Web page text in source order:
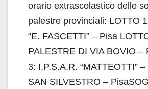
orario extrascolastico delle
palestre provinciali: LOTTO
“E. FASCETTI” – Pisa
PALESTRE DI VIA BOVIO –
3: I.P.S.A.R. “MATTEOTTI”
SAN SILVESTRO –